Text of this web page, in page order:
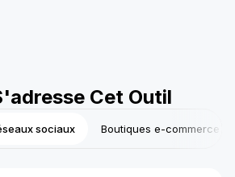
Cet Outil
sociaux Boutiques e-commerce